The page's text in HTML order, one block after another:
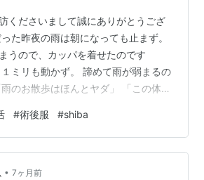
くださいまして誠にありがとうござ
た昨夜の雨は朝になっても止まず。
うので、カッパを着せたのです
ミリも動かず。 諦めて雨が弱まるの
のお散歩はほんとヤダ」 「この体調
だけなんとか済まして、あとはほぼ
きました。 あまり服が濡れなくてよ
インドアで過ごしたい気分」 術後服
歩きたくないのかな？とも思いま
#術後服 #shiba
• 7ヶ月前